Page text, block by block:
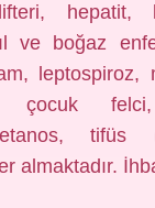
hepatit,
ve boğaz
leptospiroz,
çocuk
tifüs
almaktadır.